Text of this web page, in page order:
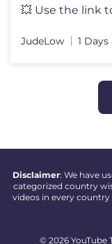
JudeLow 1
Disclaimer: We have
categorized country
videos in every
© 2026 YouTube